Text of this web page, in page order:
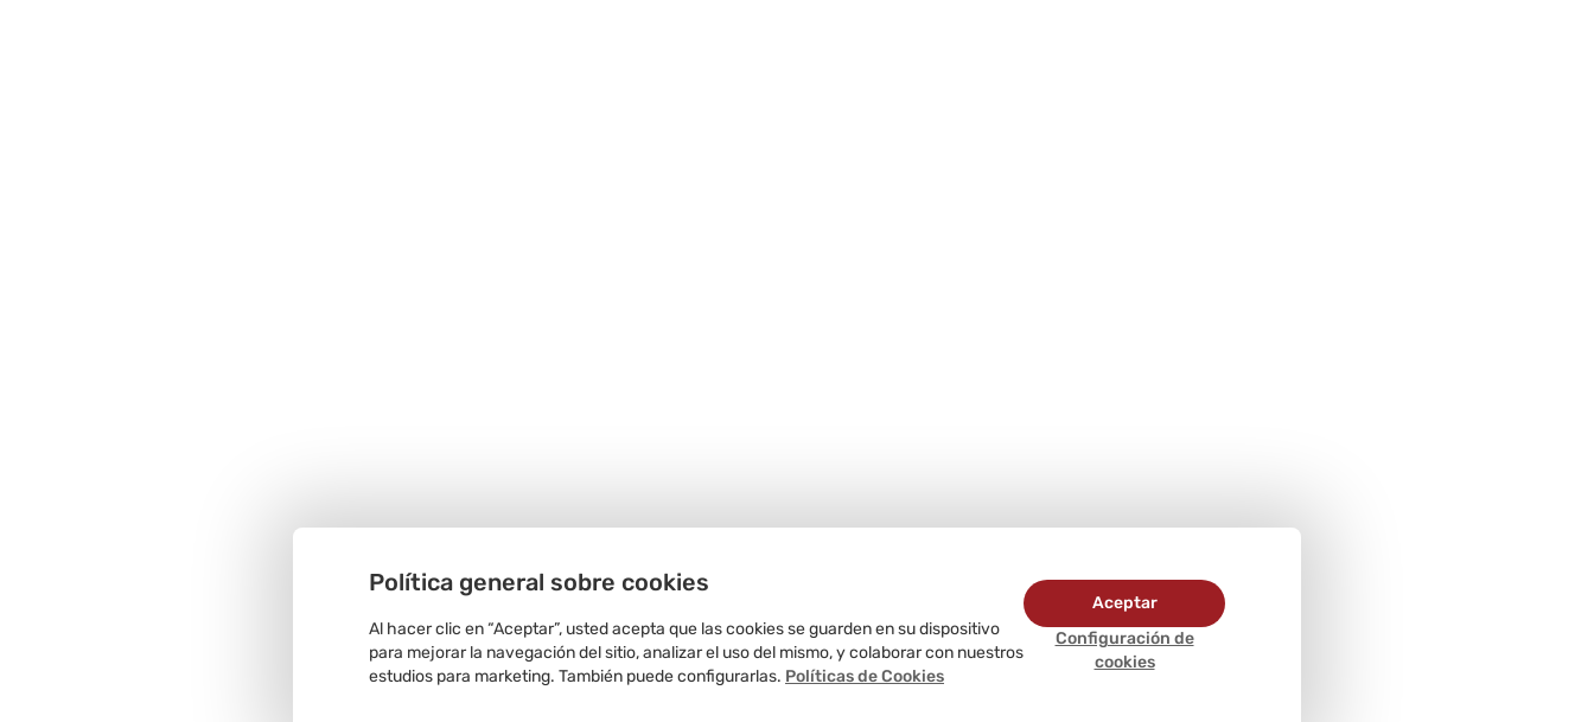
Política general sobre cookies
Al hacer clic en “Aceptar”, usted acepta que las cookies se guarden en su dispositivo
para mejorar la navegación del sitio, analizar el uso del mismo, y colaborar con nuestros
estudios para marketing. También puede configurarlas. Políticas de Cookies
Configuración de
cookies
Aceptar